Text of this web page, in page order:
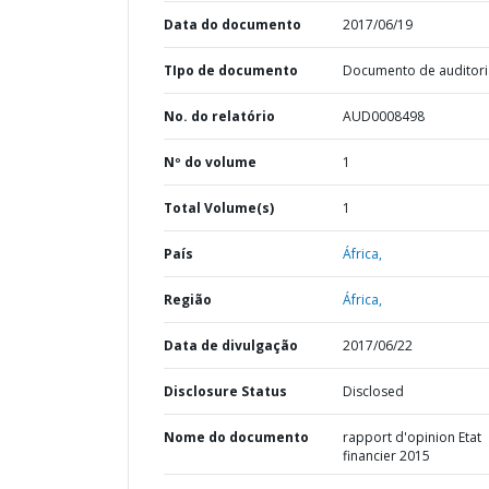
Data do documento 2017/06/19
TIpo de documento Documento de
No. do relatório AUD0008498
Nº do volume 1
Total Volume(s) 1
País África,
Região África,
Data de divulgação 2017/06/22
Disclosure Status Disclosed
Nome do documento
rapport d'opinion Etat
financier 2015